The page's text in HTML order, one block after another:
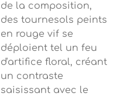
de la composition,
des tournesols peints
en rouge vif se
déploient tel un feu
d'artifice floral, créant
un contraste
saisissant avec le